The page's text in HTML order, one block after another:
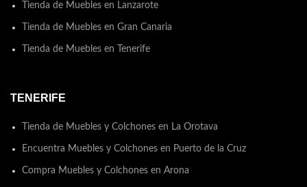
Tienda de Muebles en Lanzarote
Tienda de Muebles en Gran Canaria
Tienda de Muebles en Tenerife
TENERIFE
Tienda de Muebles y Colchones en La Orotava
Encuentra Muebles y Colchones en Puerto de la Cruz
Compra Muebles y Colchones en Arona